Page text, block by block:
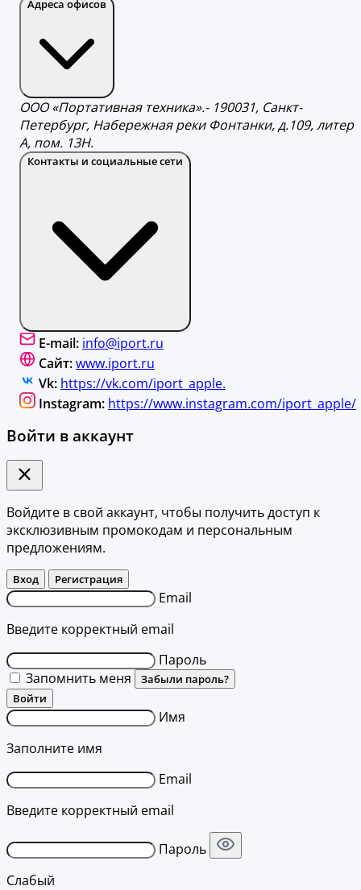
Адреса офисов
ООО «Портативная техника».- 190031, Санкт-
Петербург, Набережная реки Фонтанки, д.109, литер
А, пом. 13Н.
Контакты и социальные сети
E-mail: info@iport.ru
Сайт:www.iport.ru
Vk: https://vk.com/iport_apple.
Instagram: https://www.instagram.com/iport_apple/
Войти в аккаунт
Войдите в свой аккаунт, чтобы получить доступ к
эксклюзивным промокодам и персональным
предложениям.
Вход Регистрация
Email
Введите корректный email
Пароль
Запомнить меня
Забыли пароль?
Войти
Имя
Заполните имя
Email
Введите корректный email
Пароль
Слабый